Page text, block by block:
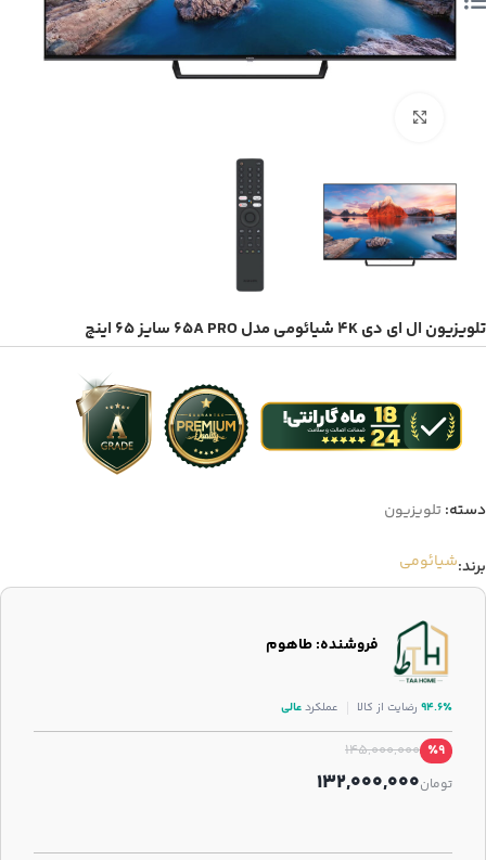
تلویزیون ال ای دی 4K شیائومی مدل 65A PRO سایز 65 اینچ
دسته:تلویزیون
برند:شیائومی
فروشنده: طاهوم
۹۴.۶٪ رضایت از کالا عملکردعالی
٪9 145,000,000
132,000,000تومان